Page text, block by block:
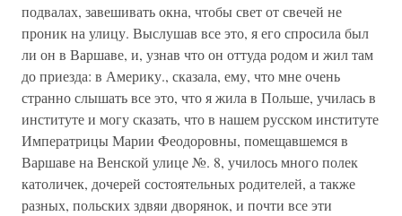
подвалах, завешивать окна, чтобы свет от свечей не
проник на улицу. Выслушав все это, я его спросила был
ли он в Варшаве, и, узнав что он оттуда родом и жил там
до приезда: в Америку., сказала, ему, что мне очень
странно слышать все это, что я жила в Польше, училась в
институте и могу сказать, что в нашем русском институте
Императрицы Марии Феодоровны, помещавшемся в
Варшаве на Венской улице №. 8, училось много полек
католичек, дочерей состоятельных родителей, а также
разных, польских здвяи дворянок, и почти все эти